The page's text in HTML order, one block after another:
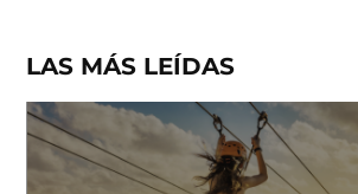
LAS MÁS LEÍDAS